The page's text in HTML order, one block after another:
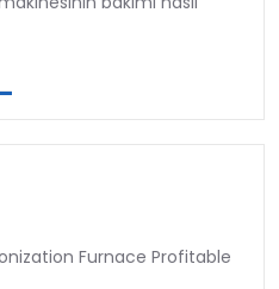
Furnace Profitable